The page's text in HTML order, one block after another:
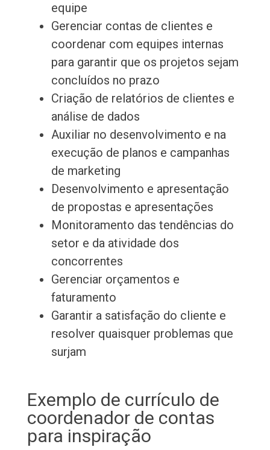
equipe
Gerenciar contas de clientes e
coordenar com equipes internas
para garantir que os projetos sejam
concluídos no prazo
Criação de relatórios de clientes e
análise de dados
Auxiliar no desenvolvimento e na
execução de planos e campanhas
de marketing
Desenvolvimento e apresentação
de propostas e apresentações
Monitoramento das tendências do
setor e da atividade dos
concorrentes
Gerenciar orçamentos e
faturamento
Garantir a satisfação do cliente e
resolver quaisquer problemas que
surjam
Exemplo de currículo de
coordenador de contas
para inspiração